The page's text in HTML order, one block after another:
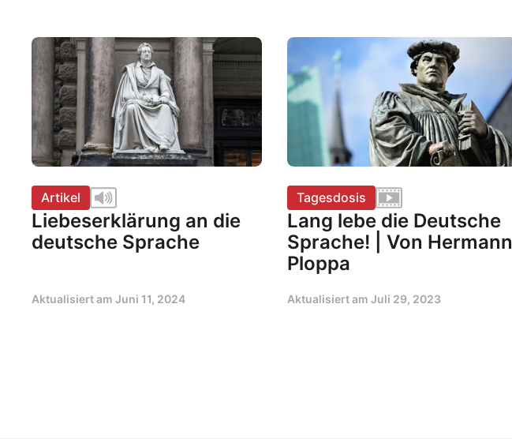
Artikel
Liebeserklärung an die
deutsche Sprache
Aktualisiert am Juni 11, 2024
Tagesdosis
Lang lebe die Deutsche
Sprache! | Von Hermann
Ploppa
Aktualisiert am Juli 29, 2023